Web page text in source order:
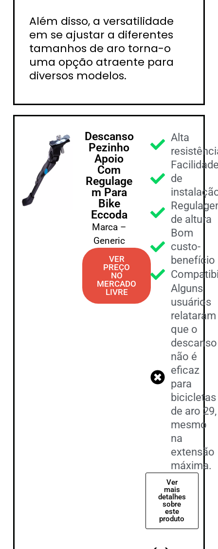
Além disso, a versatilidade
em se ajustar a diferentes
tamanhos de aro torna-o
uma opção atraente para
diversos modelos.
Descanso
Pezinho
Apoio
Com
Regulage
m Para
Bike
Eccoda
Marca –
Generic
VER
PREÇO
NO
MERCADO
LIVRE
Alta
de
de altura
Bom
custo-
benefício
Alguns
usuários
relataram
que o
descanso
não é
eficaz
para
bicicletas
de aro 29,
mesmo
na
extensão
máxima.
Ver
mais
detalhes
sobre
este
produto